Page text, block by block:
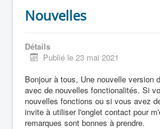
Nouvelles
Détails
Publié le 23 mai 2021
Bonjour à tous, Une nouvelle version
avec de nouvelles fonctionalités. Si
nouvelles fonctions ou si vous avez
invite à utiliser l'onglet contact pour
remarques sont bonnes à prendre.